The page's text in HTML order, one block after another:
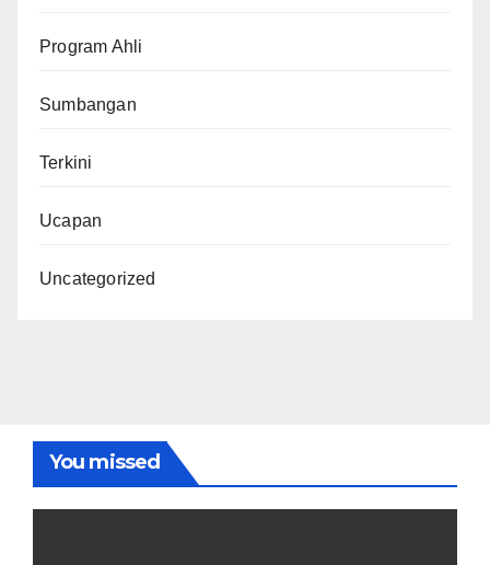
Program Ahli
Sumbangan
Terkini
Ucapan
Uncategorized
You missed